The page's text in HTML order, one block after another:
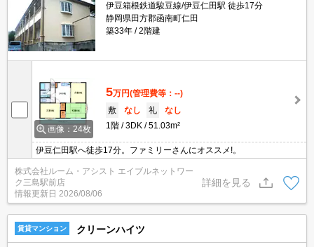
伊豆箱根鉄道駿豆線/伊豆仁田駅 徒歩17分
静岡県田方郡函南町仁田
築33年
2階建
画像：24枚
5万円(管理費等：--)
敷
なし 礼
なし
1階
3DK 51.03m²
伊豆仁田駅へ徒歩17分。ファミリーさんにオススメ!。
株式会社ルーム・アシスト エイブルネットワー
ク三島駅前店
情報更新日 2026/08/06
詳細を見る
賃貸マンション クリーンハイツ